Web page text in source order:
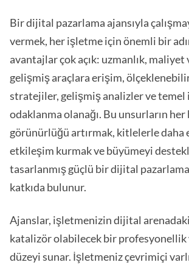
Bir dijital pazarlama ajansıyla
vermek, her işletme için önemli bir
avantajlar çok açık: uzmanlık,
gelişmiş araçlara erişim,
stratejiler, gelişmiş analizler ve temel
odaklanma olanağı. Bu unsurların her
görünürlüğü artırmak, kitlelerle
etkileşim kurmak ve büyümeyi
tasarlanmış güçlü bir dijital
katkıda bulunur.
Ajanslar, işletmenizin dijital arenadaki
katalizör olabilecek bir profesyonellik
düzeyi sunar. İşletmeniz çevrimiçi